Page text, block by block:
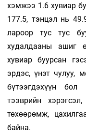
хэмжээ 1.6 хувиар
177.5, тэнцэл нь
лароор тус тус
худалдааны ашиг
хувиар буурсан
эрдэс, үнэт чулуу,
бүтээгдэхүүн
тээврийн
төхөөрөмж,
байна.